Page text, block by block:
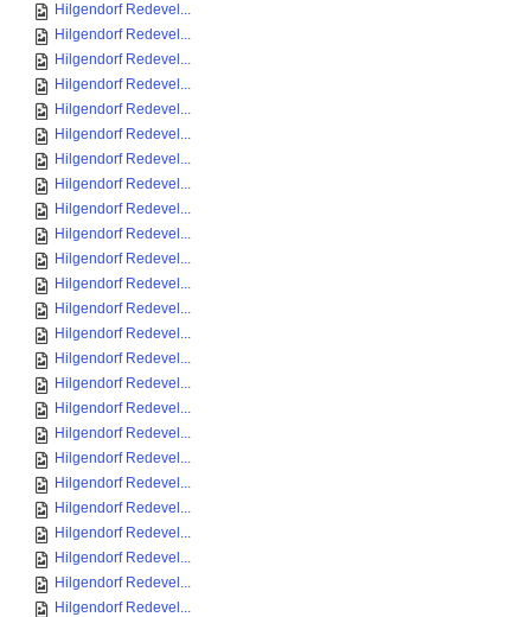
Hilgendorf Redevel...
Hilgendorf Redevel...
Hilgendorf Redevel...
Hilgendorf Redevel...
Hilgendorf Redevel...
Hilgendorf Redevel...
Hilgendorf Redevel...
Hilgendorf Redevel...
Hilgendorf Redevel...
Hilgendorf Redevel...
Hilgendorf Redevel...
Hilgendorf Redevel...
Hilgendorf Redevel...
Hilgendorf Redevel...
Hilgendorf Redevel...
Hilgendorf Redevel...
Hilgendorf Redevel...
Hilgendorf Redevel...
Hilgendorf Redevel...
Hilgendorf Redevel...
Hilgendorf Redevel...
Hilgendorf Redevel...
Hilgendorf Redevel...
Hilgendorf Redevel...
Hilgendorf Redevel...